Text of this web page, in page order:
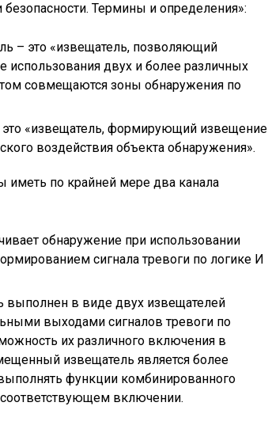
Термины и определения»:
– это «извещатель, позволяющий
использования двух и более различных
совмещаются зоны обнаружения по
«извещатель, формирующий извещение
воздействия объекта обнаружения».
по крайней мере два канала
обнаружение при использовании
сигнала тревоги по логике И
в виде двух извещателей
выходами сигналов тревоги по
их различного включения в
извещатель является более
функции комбинированного
включении.